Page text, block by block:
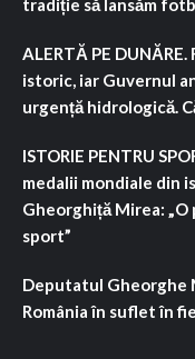
tradiție să lansăm
ALERTĂ PE
istoric, iar Guvernul
urgență hidrologică.
ISTORIE PENTRU
medalii mondiale din
Gheorghiță Mirea:
sport”
Deputatul Gheorghe
România în suflet în